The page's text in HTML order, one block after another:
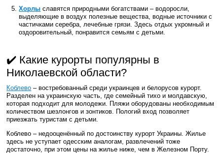
Хорлы славятся природными богатствами – водоросли,
выделяющие в воздух полезные вещества, водные источники с
частичками серебра, лечебные грязи. Здесь отдых укромный и
оздоровительный, понравится семьям с детьми.
✔️ Какие курорты популярны в
Николаевской области?
Коблево – востребованный среди украинцев и белорусов курорт.
Разделен на украинскую часть, где семейный тихо и молдавскую,
которая подходит для молодежи. Пляжи оборудованы необходимым
количеством шезлонгов и зонтиков. Пологий вход позволяет
приезжать туристам с детьми.
Коблево – недооценённый по достоинству курорт Украины. Жилье
здесь не уступает одесским аналогам, развлечений тоже
достаточно, при этом цены на жилье ниже, чем в Железном Порту.